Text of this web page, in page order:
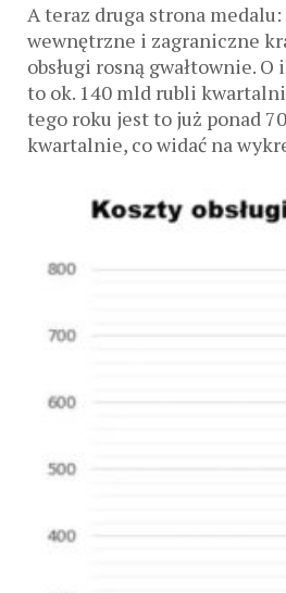
A teraz druga strona medalu:
wewnętrzne i zagraniczne
obsługi rosną gwałtownie. O
to ok. 140 mld rubli
tego roku jest to już ponad
kwartalnie, co widać na